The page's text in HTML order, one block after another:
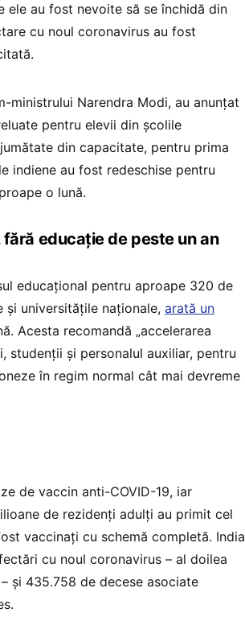
ele au fost nevoite să se închidă din
cu noul coronavirus au fost
Narendra Modi, au anunţat
pentru elevii din şcolile
din capacitate, pentru prima
indiene au fost redeschise pentru
o lună.
educație de peste un an
educaţional pentru aproape 320 de
şi universităţile naţionale, arată un
Acesta recomandă „accelerarea
şi personalul auxiliar, pentru
în regim normal cât mai devreme
de vaccin anti-COVID-19, iar
de rezidenţi adulţi au primit cel
vaccinaţi cu schemă completă. India
cu noul coronavirus – al doilea
şi 435.758 de decese asociate